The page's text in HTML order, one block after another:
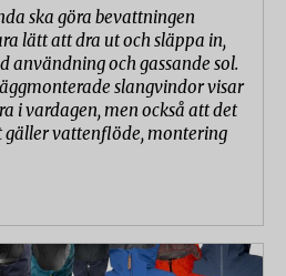
ska göra bevattningen
lätt att dra ut och släppa in,
användning och gassande sol.
slangvindor visar
i vardagen, men också att det
gäller vattenflöde, montering